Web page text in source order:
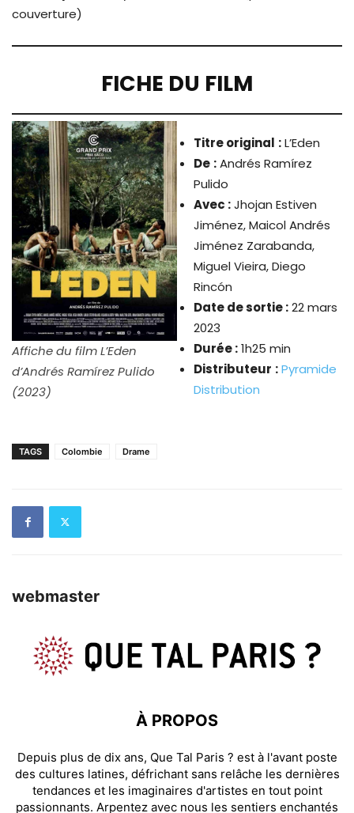
couverture)
FICHE DU FILM
Affiche du film L’Eden
d’Andrés Ramírez Pulido
(2023)
Titre original :L’Eden
De :Andrés Ramírez
Pulido
Avec :Jhojan Estiven
Jiménez, Maicol Andrés
Jiménez Zarabanda,
Miguel Vieira, Diego
Rincón
Date de sortie :22 mars
2023
Durée :1h25 min
Distributeur :Pyramide
Distribution
TAGS Colombie Drame
webmaster
À PROPOS
Depuis plus de dix ans, Que Tal Paris ? est à l'avant poste
des cultures latines, défrichant sans relâche les dernières
tendances et les imaginaires d'artistes en tout point
passionnants. Arpentez avec nous les sentiers enchantés